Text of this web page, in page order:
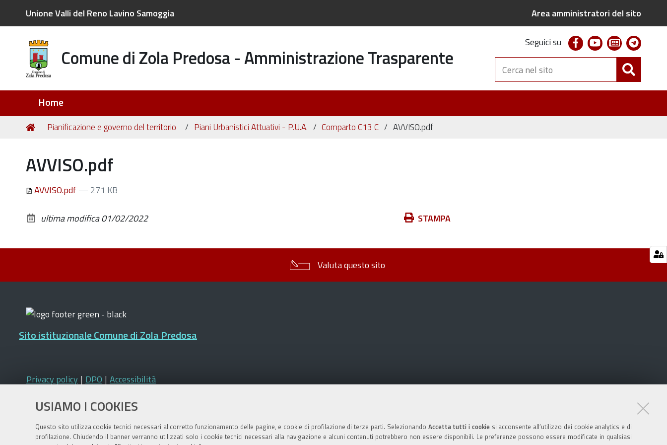
USIAMO I COOKIES
Questo sito utilizza cookie tecnici necessari al corretto funzionamento delle pagine, e cookie di profilazione di terze parti. Selezionando Accetta tutti i cookiesi acconsente all’utilizzo dei cookie analytics e di
profilazione. Chiudendo il banner verranno utilizzati solo i cookie tecnici necessari alla navigazione e alcuni contenuti potrebbero non essere disponibili. Le preferenze possono essere modificate in qualsiasi
Unione Valli del Reno Lavino Samoggia Area amministratori del sito
Comune di Zola Predosa - Amministrazione Trasparente
Seguici su facebookyoutubenewsletter
Cerca
nel
sito
Home
Tu
Home
Pianificazione e governo del territorio Piani Urbanistici Attuativi - P.U.A. Comparto C13 C AVVISO.pdf
AVVISO.pdf
AVVISO.pdf— 271 KB
Azioni STAMPA
ultima modifica01/02/2022
Valuta questo sito
Sito istituzionale Comune di Zola Predosa
Privacy policy | DPO | Accessibilità